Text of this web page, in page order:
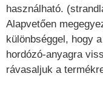
használható.
Alapvetően
különbséggel, hogy
hordózó-anyagra
rávasaljuk a